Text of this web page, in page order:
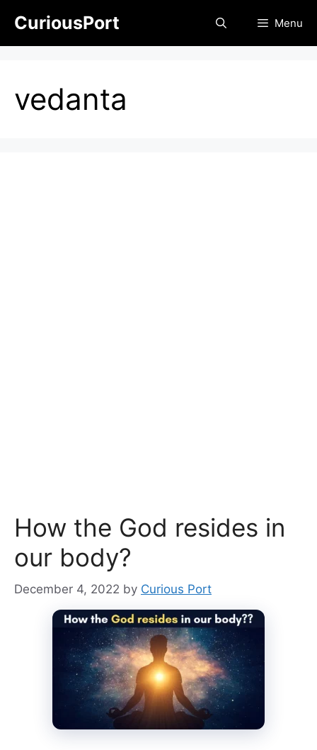
content
CuriousPort Menu
vedanta
How the God resides in
our body?
December 4, 2022 by Curious Port